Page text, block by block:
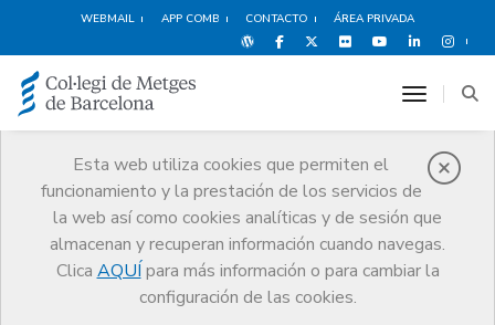
WEBMAIL APP COMB CONTACTO ÁREA PRIVADA
Esta web utiliza cookies que permiten el
funcionamiento y la prestación de los servicios de
la web así como cookies analíticas y de sesión que
almacenan y recuperan información cuando navegas.
Clica AQUÍ para más información o para cambiar la
configuración de las cookies.
toggle
MIR
Servicios Orientación Profesional
MIR
Después del MIR: orientación profesional